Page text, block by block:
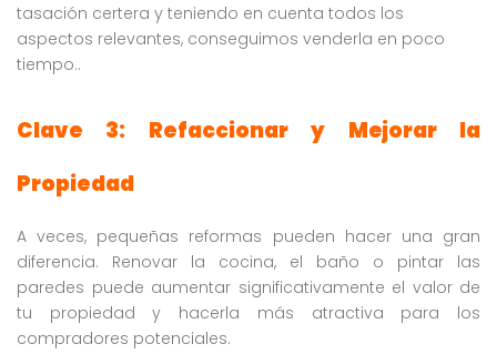
tasación certera y teniendo en cuenta todos los
aspectos relevantes, conseguimos venderla en poco
tiempo..
Clave 3: Refaccionar y Mejorar la
Propiedad
A veces, pequeñas reformas pueden hacer una gran
diferencia. Renovar la cocina, el baño o pintar las
paredes puede aumentar significativamente el valor de
tu propiedad y hacerla más atractiva para los
compradores potenciales.